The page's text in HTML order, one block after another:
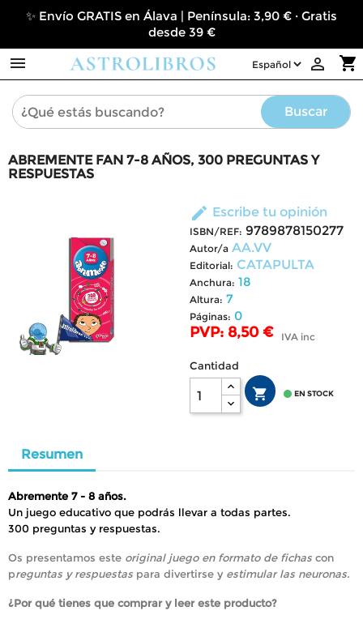
✨ Envío GRATIS en Álava | Península: 3,90 € · Gratis
desde 39 €
 shopping_cart

Buscar
ABREMENTE FAN 7-8 AÑOS, 300 PREGUNTAS Y
RESPUESTAS
edit Escribe tu opinión
ISBN/REF: 9789878150277
Autor/a AA.VV
Editorial: CATAPULTA
Anchura: 18
Altura: 7
Páginas: 0
PVP: 8,50 € IVA inc
Cantidad
  EN STOCK
Resumen
Abremente 7 - 8 años.
Un juego educativo que podrás llevar a todas partes.
300 preguntas y respuestas.
Os presentamos este original juego en formato de fichas con
preguntas y respuestas para divertirse y estimular las neuronas.
¿Por qué tienes que comprar y leer este producto?